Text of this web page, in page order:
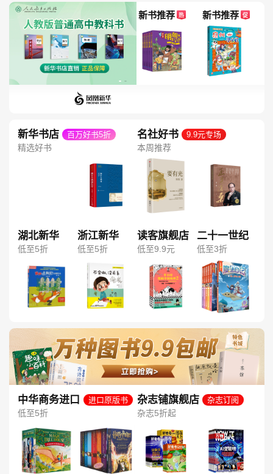
新书推荐 热 新书推荐 促
新华书店 百万好书5折
精选好书
名社好书 9.9元专场
本周推荐
湖北新华
低至5折
浙江新华
低至5折
读客旗舰店
低至9.9元
二十一世纪
低至3折
中华商务进口
图书旗舰店
进口原版书
低至5折
杂志铺旗舰店 杂志订阅
杂志5折起